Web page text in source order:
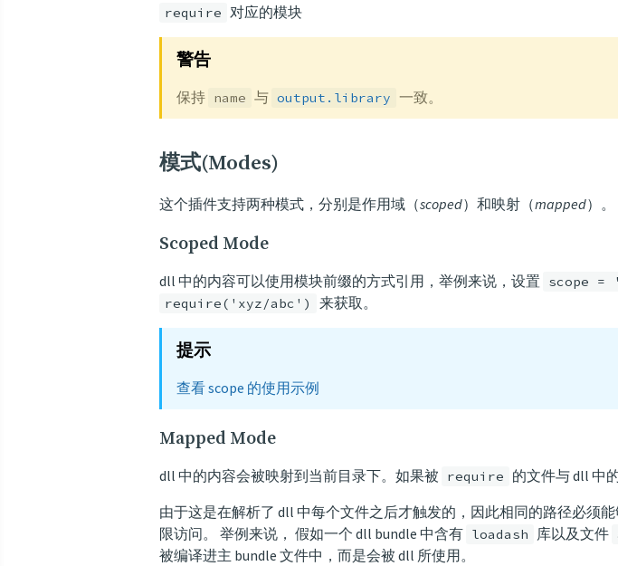
require 对应的模块
警告
保持 name 与 output.library 一致。
模式(Modes)
这个插件支持两种模式，分别是作用域（scoped）和映射（mapped）。
Scoped Mode
dll 中的内容可以使用模块前缀的方式引用，举例来说，设置 scope =
require('xyz/abc') 来获取。
提示
查看 scope 的使用示例
Mapped Mode
dll 中的内容会被映射到当前目录下。如果被 require
的文件与 dll 中
由于这是在解析了 dll 中每个文件之后才触发的，因此相同的路径必须
限访问。 举例来说， 假如一个 dll bundle 中含有 loadash 库以及文件
被编译进主 bundle 文件中，而是会被 dll 所使用。